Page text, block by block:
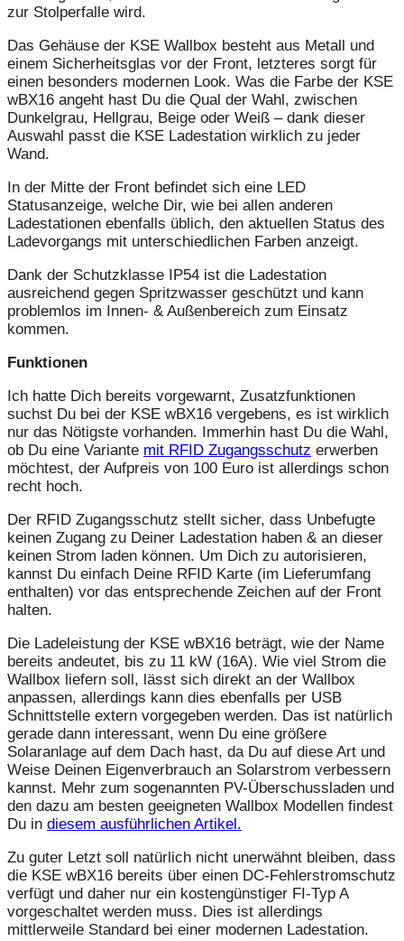
zur Stolperfalle wird.
Das Gehäuse der KSE Wallbox besteht aus Metall und
einem Sicherheitsglas vor der Front, letzteres sorgt für
einen besonders modernen Look. Was die Farbe der KSE
wBX16 angeht hast Du die Qual der Wahl, zwischen
Dunkelgrau, Hellgrau, Beige oder Weiß – dank dieser
Auswahl passt die KSE Ladestation wirklich zu jeder
Wand.
In der Mitte der Front befindet sich eine LED
Statusanzeige, welche Dir, wie bei allen anderen
Ladestationen ebenfalls üblich, den aktuellen Status des
Ladevorgangs mit unterschiedlichen Farben anzeigt.
Dank der Schutzklasse IP54 ist die Ladestation
ausreichend gegen Spritzwasser geschützt und kann
problemlos im Innen- & Außenbereich zum Einsatz
kommen.
Funktionen
Ich hatte Dich bereits vorgewarnt, Zusatzfunktionen
suchst Du bei der KSE wBX16 vergebens, es ist wirklich
nur das Nötigste vorhanden. Immerhin hast Du die Wahl,
ob Du eine Variante mit RFID Zugangsschutz erwerben
möchtest, der Aufpreis von 100 Euro ist allerdings schon
recht hoch.
Der RFID Zugangsschutz stellt sicher, dass Unbefugte
keinen Zugang zu Deiner Ladestation haben & an dieser
keinen Strom laden können. Um Dich zu autorisieren,
kannst Du einfach Deine RFID Karte (im Lieferumfang
enthalten) vor das entsprechende Zeichen auf der Front
halten.
Die Ladeleistung der KSE wBX16 beträgt, wie der Name
bereits andeutet, bis zu 11 kW (16A). Wie viel Strom die
Wallbox liefern soll, lässt sich direkt an der Wallbox
anpassen, allerdings kann dies ebenfalls per USB
Schnittstelle extern vorgegeben werden. Das ist natürlich
gerade dann interessant, wenn Du eine größere
Solaranlage auf dem Dach hast, da Du auf diese Art und
Weise Deinen Eigenverbrauch an Solarstrom verbessern
kannst. Mehr zum sogenannten PV-Überschussladen und
den dazu am besten geeigneten Wallbox Modellen findest
Du in diesem ausführlichen Artikel.
Zu guter Letzt soll natürlich nicht unerwähnt bleiben, dass
die KSE wBX16 bereits über einen DC-Fehlerstromschutz
verfügt und daher nur ein kostengünstiger FI-Typ A
vorgeschaltet werden muss. Dies ist allerdings
mittlerweile Standard bei einer modernen Ladestation.